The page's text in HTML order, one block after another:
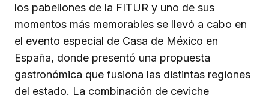
los pabellones de la FITUR y uno de sus
momentos más memorables se llevó a cabo en
el evento especial de Casa de México en
España, donde presentó una propuesta
gastronómica que fusiona las distintas regiones
del estado. La combinación de ceviche